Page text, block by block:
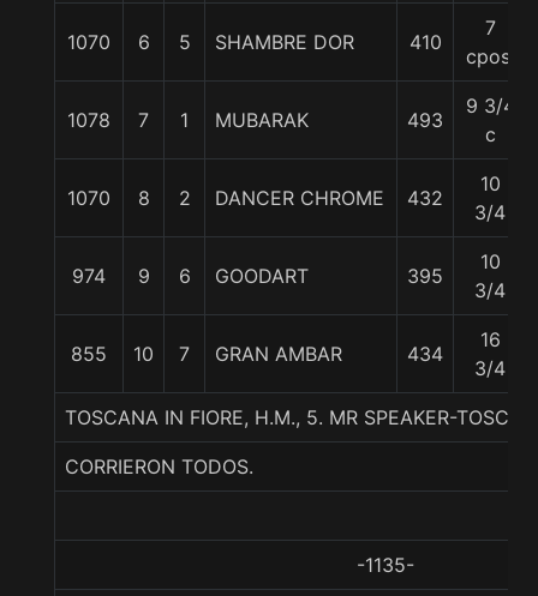
1070 6 5 SHAMBRE DOR 410
7
cpos.
1078 7 1 MUBARAK 493
9 3/4
c
1070 8 2 DANCER CHROME 432
10
3/4
974 9 6 GOODART 395
10
3/4
855 10 7 GRAN AMBAR 434
16
3/4
TOSCANA IN FIORE, H.M., 5. MR SPEAKER-
CORRIERON TODOS.
-1135-